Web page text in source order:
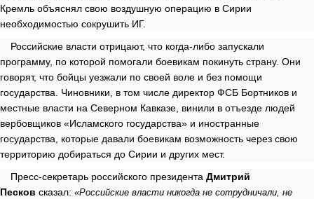
Кремль объяснял свою воздушную операцию в Сирии
необходимостью сокрушить ИГ.
Российские власти отрицают, что когда-либо запускали
программу, по которой помогали боевикам покинуть страну. Они
говорят, что бойцы уезжали по своей воле и без помощи
государства. Чиновники, в том числе директор ФСБ Бортников и
местные власти на Северном Кавказе, винили в отъезде людей
вербовщиков «Исламского государства» и иностранные
государства, которые давали боевикам возможность через свою
территорию добираться до Сирии и других мест.
Пресс-секретарь российского президента Дмитрий
Песков сказал: «Российские власти никогда не сотрудничали, не